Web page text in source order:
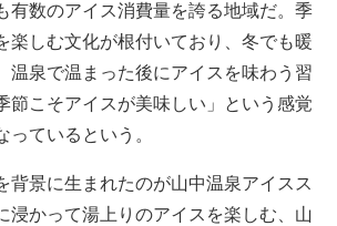
数のアイス消費量を誇る地域だ。季
楽しむ文化が根付いており、冬でも暖
温泉で温まった後にアイスを味わう習
節こそアイスが美味しい」という感覚
っているという。
景に生まれたのが山中温泉アイスス
浸かって湯上りのアイスを楽しむ、山